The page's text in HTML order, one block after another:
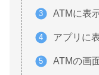
ATMに表
アプリに
ATMの画